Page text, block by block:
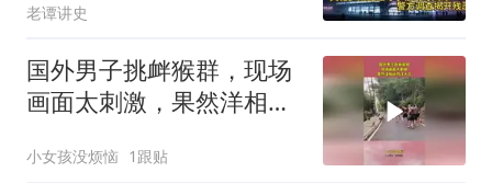
相
老谭讲史
国外男子挑衅猴群，现场
画面太刺激，果然洋相还
小女孩没烦恼 1跟贴